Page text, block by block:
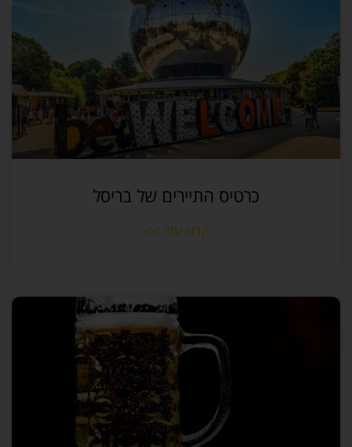
כרטיס התיירים של בריסל
קרא עוד >>